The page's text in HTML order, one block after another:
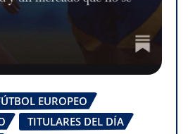
EUROPEO
TITULARES DEL DÍA